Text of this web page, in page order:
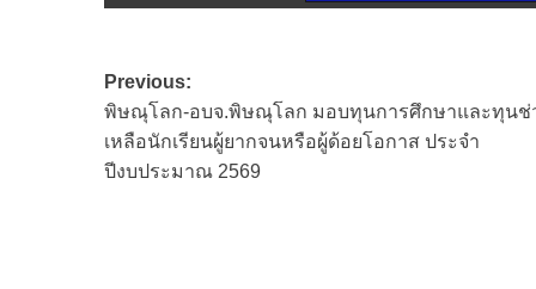
Post
navigation
Previous:
พิษณุโลก-อบจ.พิษณุโลก มอบทุนการศึกษาและทุนช่
เหลือนักเรียนผู้ยากจนหรือผู้ด้อยโอกาส ประจำ
ปีงบประมาณ 2569